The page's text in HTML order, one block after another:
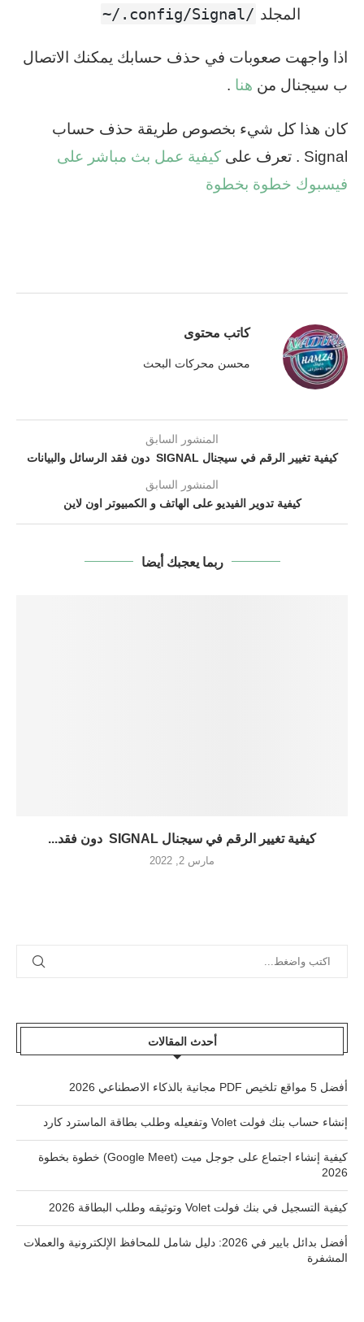
المجلد ‎~/.config/Signal/‎
اذا واجهت صعوبات في حذف حسابك يمكنك الاتصال
ب سيجنال من هنا .
كان هذا كل شيء بخصوص طريقة حذف حساب
Signal . تعرف على
كيفية عمل بث مباشر على
فيسبوك خطوة بخطوة
كاتب محتوى
محسن محركات البحث
المنشور السابق
كيفية تغيير الرقم في سيجنال SIGNAL دون فقد الرسائل والبيانات
المنشور السابق
كيفية تدوير الفيديو على الهاتف و الكمبيوتر اون لاين
ربما يعجبك أيضا
كيفية تغيير الرقم في سيجنال SIGNAL دون فقد...
مارس 2, 2022
أحدث المقالات
أفضل 5 مواقع تلخيص PDF مجانية بالذكاء الاصطناعي 2026
إنشاء حساب بنك فولت Volet وتفعيله وطلب بطاقة الماسترد كارد
كيفية إنشاء اجتماع على جوجل ميت (Google Meet) خطوة بخطوة
2026
كيفية التسجيل في بنك فولت Volet وتوثيقه وطلب البطاقة 2026
أفضل بدائل بايير في 2026: دليل شامل للمحافظ الإلكترونية والعملات
المشفرة